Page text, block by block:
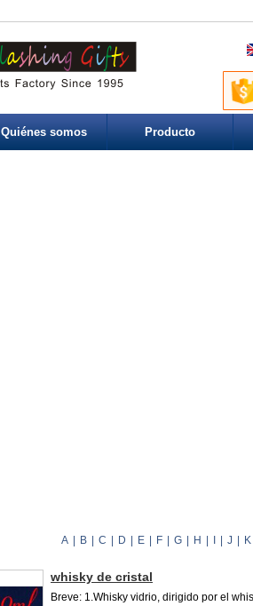
Quiénes somos Producto
A
B C D E F G H J K
whisky de cristal
Breve: 1.Whisky vidrio, dirigido por el